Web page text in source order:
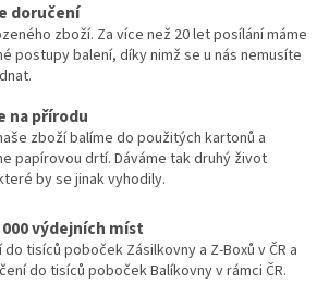
doručení
zboží. Za více než 20 let posílání máme
postupy balení, díky nimž se u nás nemusíte
na přírodu
zboží balíme do použitých kartonů a
papírovou drtí. Dáváme tak druhý život
by se jinak vyhodily.
000 výdejních míst
do tisíců poboček Zásilkovny a Z-Boxů v ČR a
do tisíců poboček Balíkovny v rámci ČR.